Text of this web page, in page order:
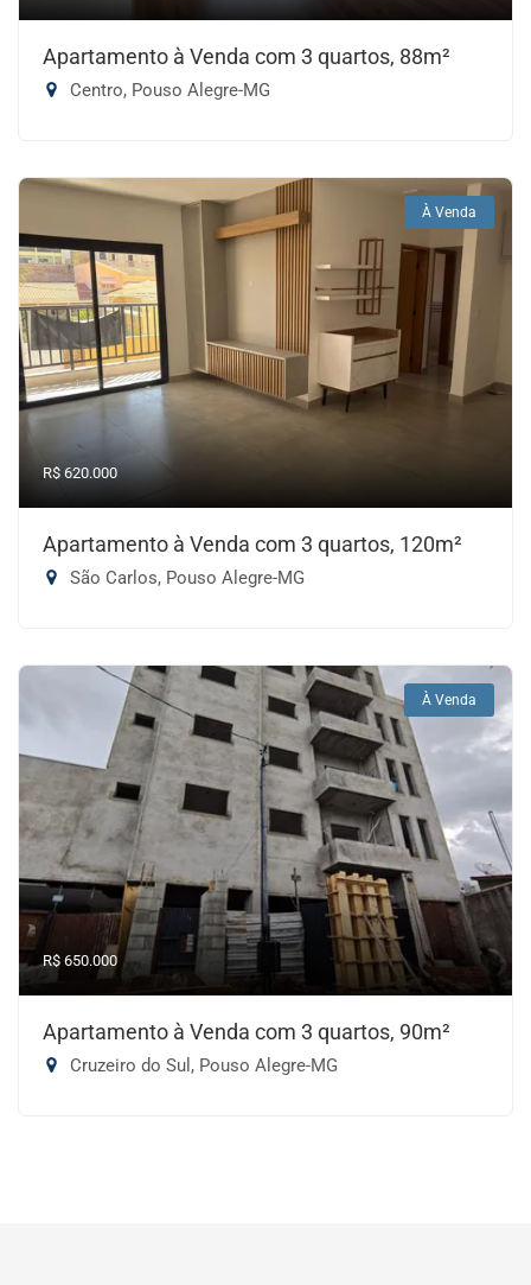
Apartamento à Venda com 3 quartos, 88m²
Centro, Pouso Alegre-MG
À Venda
R$ 620.000
Apartamento à Venda com 3 quartos, 120m²
São Carlos, Pouso Alegre-MG
À Venda
R$ 650.000
Apartamento à Venda com 3 quartos, 90m²
Cruzeiro do Sul, Pouso Alegre-MG